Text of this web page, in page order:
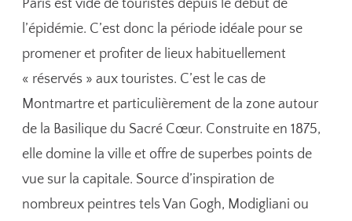
Paris est vide de touristes depuis le début de
l’épidémie. C’est donc la période idéale pour se
promener et profiter de lieux habituellement
« réservés » aux touristes. C’est le cas de
Montmartre et particulièrement de la zone autour
de la Basilique du Sacré Cœur. Construite en 1875,
elle domine la ville et offre de superbes points de
vue sur la capitale. Source d’inspiration de
nombreux peintres tels Van Gogh, Modigliani ou